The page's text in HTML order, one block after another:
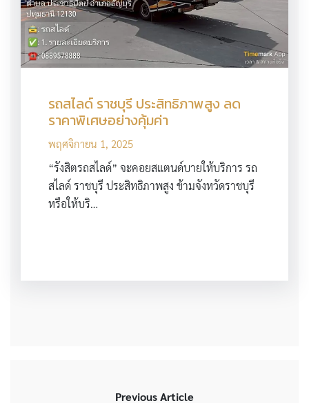
รถสไลด์ ราชบุรี ประสิทธิภาพสูง ลด
ราคาพิเศษอย่างคุ้มค่า
พฤศจิกายน 1, 2025
“รังสิตรถสไลด์” จะคอยสแตนด์บายให้บริการ รถ
สไลด์ ราชบุรี ประสิทธิภาพสูง ข้ามจังหวัดราชบุรี
หรือให้บริ…
Previous Article